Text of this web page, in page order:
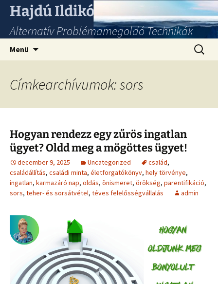
Hajdú Ildikó
Alternatív Problémamegoldó Technikák
Menü
Címkearchívumok: sors
Hogyan rendezz egy zűrös ingatlan
ügyet? Oldd meg a mögöttes ügyet!
december 9, 2025 Uncategorized család,
családállítás, családi minta, életforgatókönyv, hely törvénye,
ingatlan, karmazáró nap, oldás, önismeret, örökség, parentifikáció,
sors, teher- és sorsátvétel, téves felelősségvállalás admin